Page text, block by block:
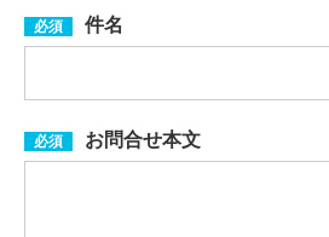
必須 件名
必須 お問合せ本文